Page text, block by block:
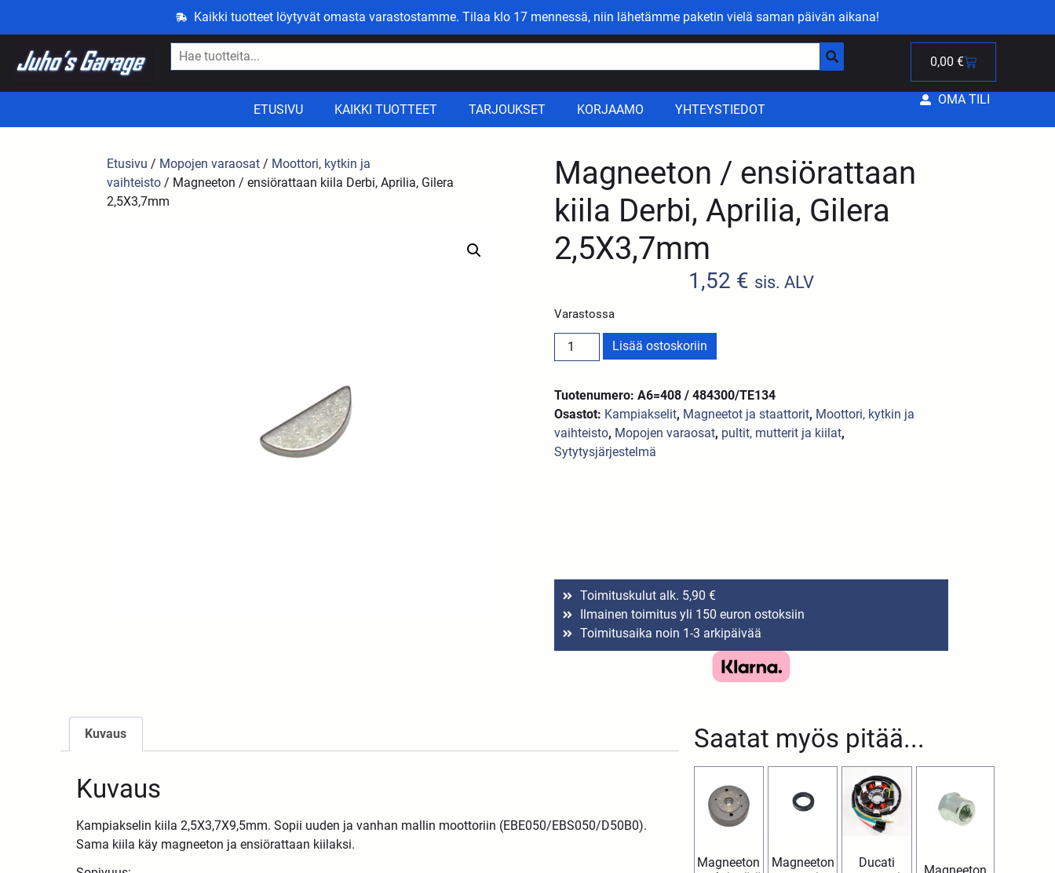
Kaikki tuotteet löytyvät omasta varastostamme. Tilaa klo 17 mennessä, niin lähetämme paketin vielä saman päivän aikana!
0,00 €
ETUSIVU KAIKKI TUOTTEET TARJOUKSET KORJAAMO YHTEYSTIEDOT
OMA TILI
Etusivu / Mopojen varaosat / Moottori, kytkin ja
vaihteisto / Magneeton / ensiörattaan kiila Derbi, Aprilia, Gilera
2,5X3,7mm
Magneeton / ensiörattaan
kiila Derbi, Aprilia, Gilera
2,5X3,7mm
1,52 € sis. ALV
Varastossa
Lisää ostoskoriin
Tuotenumero: A6=408 / 484300/TE134
Osastot: Kampiakselit, Magneetot ja staattorit, Moottori, kytkin ja
vaihteisto, Mopojen varaosat, pultit, mutterit ja kiilat,
Sytytysjärjestelmä
Toimituskulut alk. 5,90 €
Ilmainen toimitus yli 150 euron ostoksiin
Toimitusaika noin 1-3 arkipäivää
Saatat myös pitää...
Magneeton
Magneeton
Ducati
Kuvaus
Kuvaus
Kampiakselin kiila 2,5X3,7X9,5mm. Sopii uuden ja vanhan mallin moottoriin (EBE050/EBS050/D50B0).
Sama kiila käy magneeton ja ensiörattaan kiilaksi.